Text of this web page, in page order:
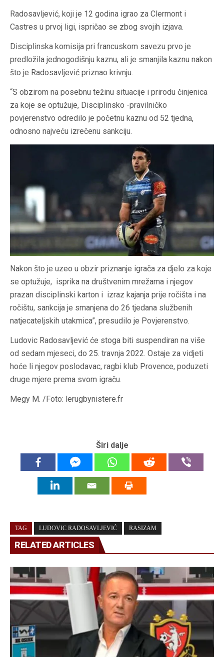
Radosavljević, koji je 12 godina igrao za Clermont i
Castres u prvoj ligi, ispričao se zbog svojih izjava.
Disciplinska komisija pri francuskom savezu prvo je
predložila jednogodišnju kaznu, ali je smanjila kaznu nakon
što je Radosavljević priznao krivnju.
“S obzirom na posebnu težinu situacije i prirodu činjenica
za koje se optužuje, Disciplinsko -pravilničko
povjerenstvo odredilo je početnu kaznu od 52 tjedna,
odnosno najveću izrečenu sankciju.
Nakon što je uzeo u obzir priznanje igrača za djelo za koje
se optužuje, isprika na društvenim mrežama i njegov
prazan disciplinski karton i izraz kajanja prije ročišta i na
ročištu, sankcija je smanjena do 26 tjedana službenih
natjecateljskih utakmica”, presudilo je Povjerenstvo.
Ludovic Radosavljević će stoga biti suspendiran na više
od sedam mjeseci, do 25. travnja 2022. Ostaje za vidjeti
hoće li njegov poslodavac, ragbi klub Provence, poduzeti
druge mjere prema svom igraču.
Megy M. /Foto: lerugbynistere.fr
Širi dalje
TAG LUDOVIC RADOSAVLJEVIĆ RASIZAM
RELATED ARTICLES